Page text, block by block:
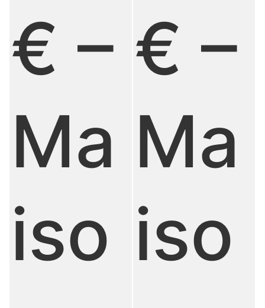
€ –
Ma
iso
€ –
Ma
iso